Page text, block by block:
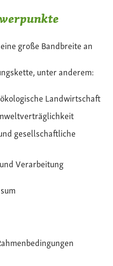
große Bandbreite an
unter anderem:
Landwirtschaft
gesellschaftliche
Verarbeitung